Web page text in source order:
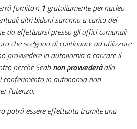
fornito n.1 gratuitamente per nucleo
altri bidoni saranno a carico dei
da effettuarsi presso gli uffici comunali
che scelgono di continuare ad utilizzare
provvedere in autonomia a caricare il
perché Seabnon provvederàallo
conferimento in autonomia non
l’utenza.
potrà essere effettuata tramite una